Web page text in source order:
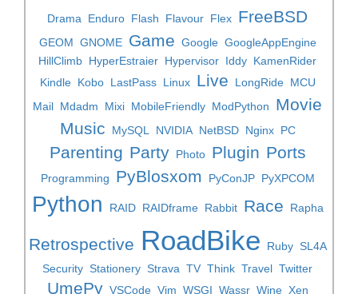
Drama Enduro Flash Flavour Flex FreeBSD
GEOM GNOME Game Google GoogleAppEngine
HillClimb HyperEstraier Hypervisor Iddy KamenRider
Kindle Kobo LastPass Linux Live LongRide MCU
Mail Mdadm Mixi MobileFriendly ModPython
Movie
Music
MySQL NVIDIA NetBSD Nginx PC
Parenting Party Photo Plugin Ports
Programming PyBlosxom PyConJP PyXPCOM
Python RAID RAIDframe Rabbit Race Rapha
Retrospective RoadBike Ruby SL4A
Security Stationery Strava TV Think Travel Twitter
UmePy VSCode Vim WSGI Wassr Wine Xen